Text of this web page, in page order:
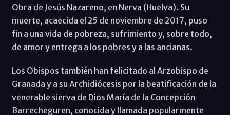
Obra de Jesús Nazareno, en Nerva (Huelva). Su
muerte, acaecida el 25 de noviembre de 2017, puso
fin a una vida de pobreza, sufrimiento y, sobre todo,
de amor y entrega a los pobres y a las ancianas.
Los Obispos también han felicitado al Arzobispo de
Granada y a su Archidiócesis por la beatificación de la
venerable sierva de Dios María de la Concepción
Barrecheguren, conocida y llamada popularmente